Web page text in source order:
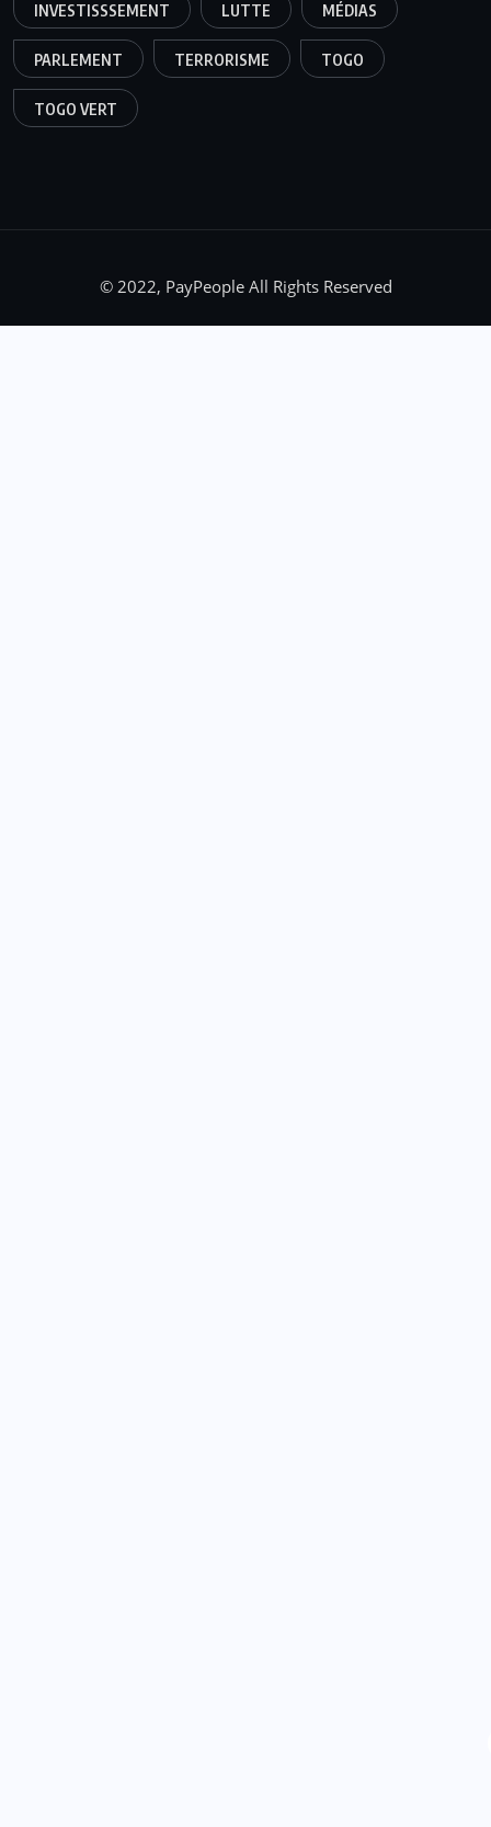
INVESTISSSEMENT LUTTE MÉDIAS
PARLEMENT TERRORISME TOGO
TOGO VERT
© 2022, PayPeople All Rights Reserved